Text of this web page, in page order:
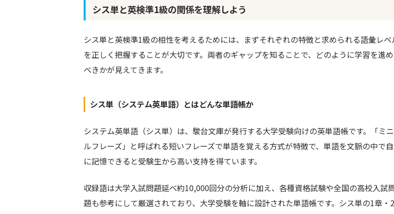
シス単と英検準1級の関係を理解しよう
シス単と英検準1級の相性を考えるためには、まずそれぞれの特徴と求められる語彙レベ
を正しく把握することが大切です。両者のギャップを知ることで、どのように学習を進
べきかが見えてきます。
シス単（システム英単語）とはどんな単語帳か
システム英単語（シス単）は、駿台文庫が発行する大学受験向けの英単語帳です。「ミ
ルフレーズ」と呼ばれる短いフレーズで単語を覚える方式が特徴で、単語を文脈の中で
に記憶できると受験生から高い支持を得ています。
収録語は大学入試問題延べ約10,000回分の分析に加え、各種資格試験や全国の高校入試
題も参考にして厳選されており、大学受験を軸に設計された単語帳です。シス単の1章・